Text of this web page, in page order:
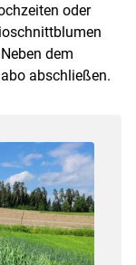
oder
dem
abschließen.